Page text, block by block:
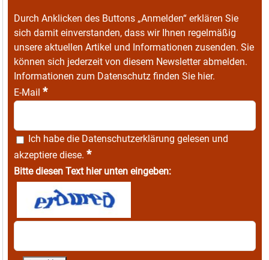
Durch Anklicken des Buttons „Anmelden“ erklären Sie
sich damit einverstanden, dass wir Ihnen regelmäßig
unsere aktuellen Artikel und Informationen zusenden. Sie
können sich jederzeit von diesem Newsletter abmelden.
Informationen zum Datenschutz finden Sie hier.
E-Mail *
Ich habe die Datenschutzerklärung gelesen und
akzeptiere diese. *
Bitte diesen Text hier unten eingeben: